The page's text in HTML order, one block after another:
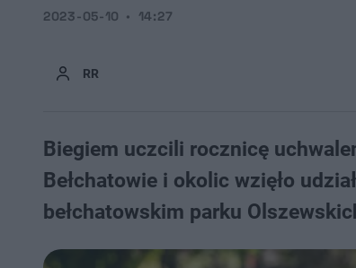
RR
2023-05-10 14:27
Biegiem uczcili rocznicę
Bełchatowie i okolic wzięło
bełchatowskim parku